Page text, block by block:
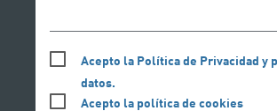
Acepto la Política de Privacidad y
datos.
Acepto la política de cookies